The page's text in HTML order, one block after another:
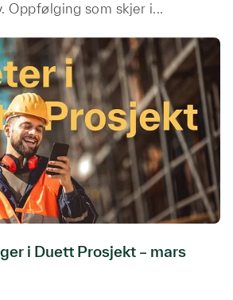
Oppfølging som skjer i...
i Duett Prosjekt – mars